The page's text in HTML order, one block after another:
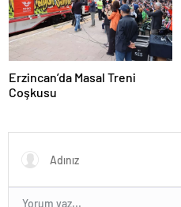
Erzincan’da Masal Treni
Coşkusu